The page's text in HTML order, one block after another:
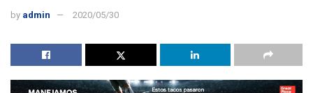
by admin 2020/05/30